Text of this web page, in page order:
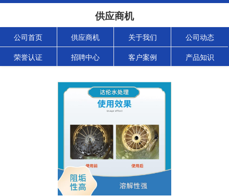
供应商机
公司首页 供应商机 关于我们 公司动态
荣誉认证 招聘中心 客户案例 产品知识